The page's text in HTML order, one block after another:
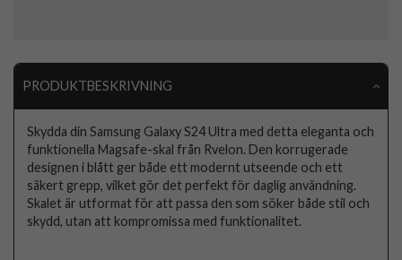
PRODUKTBESKRIVNING
Skydda din Samsung Galaxy S24 Ultra med detta eleganta och
funktionella Magsafe-skal från Rvelon. Den korrugerade
designen i blått ger både ett modernt utseende och ett
säkert grepp, vilket gör det perfekt för daglig användning.
Skalet är utformat för att passa den som söker både stil och
skydd, utan att kompromissa med funktionalitet.